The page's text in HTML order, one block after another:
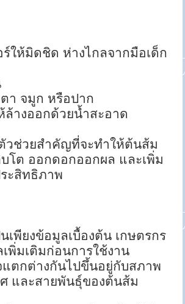
ร์ให้มิดชิด ห่างไกลจากมือเด็ก
ตา จมูก หรือปาก
ล้างออกด้วยน้ำสะอาด
วช่วยสำคัญที่จะทำให้ต้นส้ม
โต ออกดอกออกผล และเพิ่ม
ะสิทธิภาพ
เพียงข้อมูลเบื้องต้น เกษตรกร
พิ่มเติมก่อนการใช้งาน
ตกต่างกันไปขึ้นอยู่กับสภาพ
และสายพันธุ์ของต้นส้ม